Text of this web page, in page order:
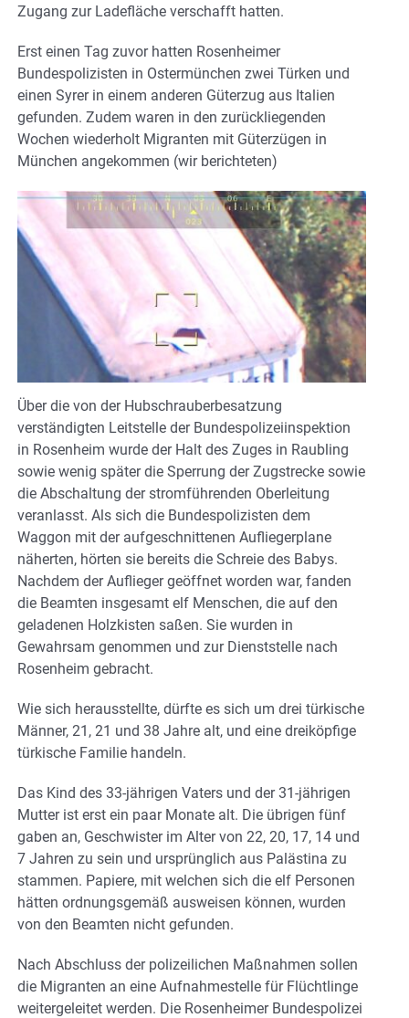
Zugang zur Ladefläche verschafft hatten.
Erst einen Tag zuvor hatten Rosenheimer
Bundespolizisten in Ostermünchen zwei Türken und
einen Syrer in einem anderen Güterzug aus Italien
gefunden. Zudem waren in den zurückliegenden
Wochen wiederholt Migranten mit Güterzügen in
München angekommen (wir berichteten)
Über die von der Hubschrauberbesatzung
verständigten Leitstelle der Bundespolizeiinspektion
in Rosenheim wurde der Halt des Zuges in Raubling
sowie wenig später die Sperrung der Zugstrecke sowie
die Abschaltung der stromführenden Oberleitung
veranlasst. Als sich die Bundespolizisten dem
Waggon mit der aufgeschnittenen Aufliegerplane
näherten, hörten sie bereits die Schreie des Babys.
Nachdem der Auflieger geöffnet worden war, fanden
die Beamten insgesamt elf Menschen, die auf den
geladenen Holzkisten saßen. Sie wurden in
Gewahrsam genommen und zur Dienststelle nach
Rosenheim gebracht.
Wie sich herausstellte, dürfte es sich um drei türkische
Männer, 21, 21 und 38 Jahre alt, und eine dreiköpfige
türkische Familie handeln.
Das Kind des 33-jährigen Vaters und der 31-jährigen
Mutter ist erst ein paar Monate alt. Die übrigen fünf
gaben an, Geschwister im Alter von 22, 20, 17, 14 und
7 Jahren zu sein und ursprünglich aus Palästina zu
stammen. Papiere, mit welchen sich die elf Personen
hätten ordnungsgemäß ausweisen können, wurden
von den Beamten nicht gefunden.
Nach Abschluss der polizeilichen Maßnahmen sollen
die Migranten an eine Aufnahmestelle für Flüchtlinge
weitergeleitet werden. Die Rosenheimer Bundespolizei